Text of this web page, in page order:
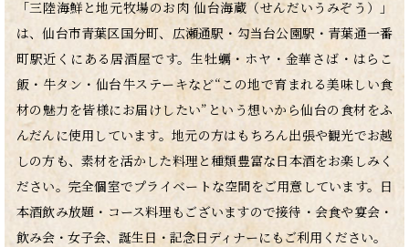
「三陸海鮮と地元牧場のお肉 仙台海蔵（せんだいうみぞう）」
は、仙台市青葉区国分町、広瀬通駅・勾当台公園駅・青葉通一番
町駅近くにある居酒屋です。生牡蠣・ホヤ・金華さば・はらこ
飯・牛タン・仙台牛ステーキなど“この地で育まれる美味しい食
材の魅力を皆様にお届けしたい”という想いから仙台の食材をふ
んだんに使用しています。地元の方はもちろん出張や観光でお越
しの方も、素材を活かした料理と種類豊富な日本酒をお楽しみく
ださい。完全個室でプライベートな空間をご用意しています。日
本酒飲み放題・コース料理もございますので接待・会食や宴会・
飲み会・女子会、誕生日・記念日ディナーにもご利用ください。